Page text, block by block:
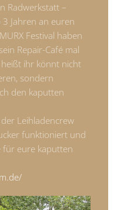
Radwerkstatt –
Jahren an euren
Festival haben
Repair-Café mal
ihr könnt nicht
sondern
den kaputten
Leihladencrew
funktioniert und
für eure kaputten